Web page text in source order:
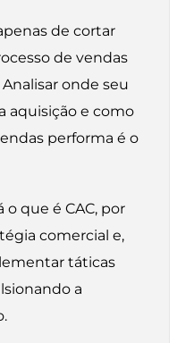
de cortar
de vendas
onde seu
aquisição e como
performa é o
que é CAC, por
comercial e,
táticas
a